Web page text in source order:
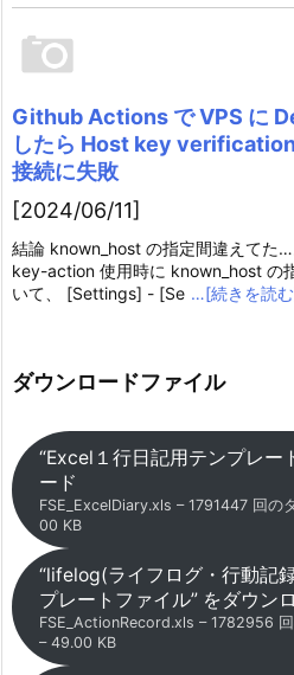
Github Actions で VPS に
したら Host key
接続に失敗
[2024/06/11]
結論 known_host の指定間違えてた
key-action 使用時に known_host の
いて、 [Settings] - [Se …[続きを読
ダウンロードファイル
“Excel１行日記用テンプレー
ード
FSE_ExcelDiary.xls – 1791447 回の
00 KB
“lifelog(ライフログ・行動記
プレートファイル” をダウン
FSE_ActionRecord.xls – 1782956
– 49.00 KB